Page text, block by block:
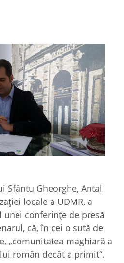
Sfântu Gheorghe, Antal
locale a UDMR, a
unei conferinţe de presă
că, în cei o sută de
„comunitatea maghiară a
român decât a primit“.